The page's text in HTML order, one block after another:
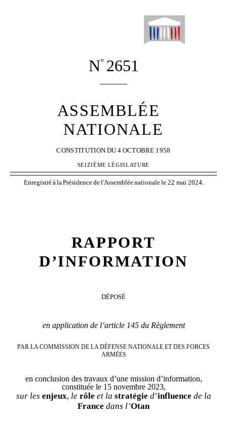
N° 2651
ASSEMBLÉE
NATIONALE
CONSTITUTION DU 4 OCTOBRE 1958
SEIZIÈME LÉGISLATURE
EnregistréàlaPrésidencedel'Assembléenationalele 22 mai 2024.
RAPPORT
D’INFORMATION
DÉPOSÉ
en application de l’article 145 du Règlement
PAR LA COMMISSION DE LA DÉFENSE NATIONALE ET DES FORCES
ARMÉES
en conclusion des travaux d’une mission d’information,
constituée le 15 novembre 2023,
sur les enjeux, lerôle et la stratégie d’influence de la
France dans l’Otan